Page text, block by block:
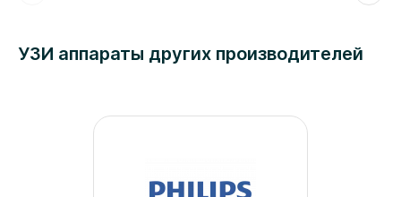
УЗИ аппараты других производителей